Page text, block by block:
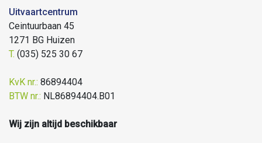
Uitvaartcentrum
Ceintuurbaan 45
1271 BG Huizen
T. (035) 525 30 67
KvK nr.: 86894404
BTW nr.: NL86894404.B01
Wij zijn altijd beschikbaar